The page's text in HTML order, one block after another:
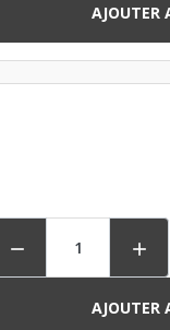
AJOUTER
 
AJOUTER